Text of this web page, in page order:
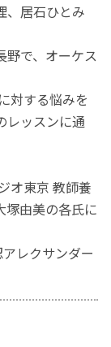
、居石ひとみ
野で、オーケス
対する悩みを
レッスンに通
オ東京 教師養
塚由美の各氏に
レクサンダー